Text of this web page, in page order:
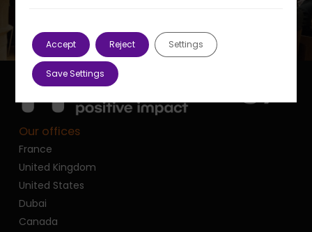
Our offices
France
United Kingdom
United States
Dubai
Canada
Accept Reject Settings
Save Settings